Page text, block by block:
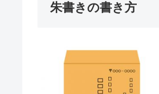
朱書きの書き方